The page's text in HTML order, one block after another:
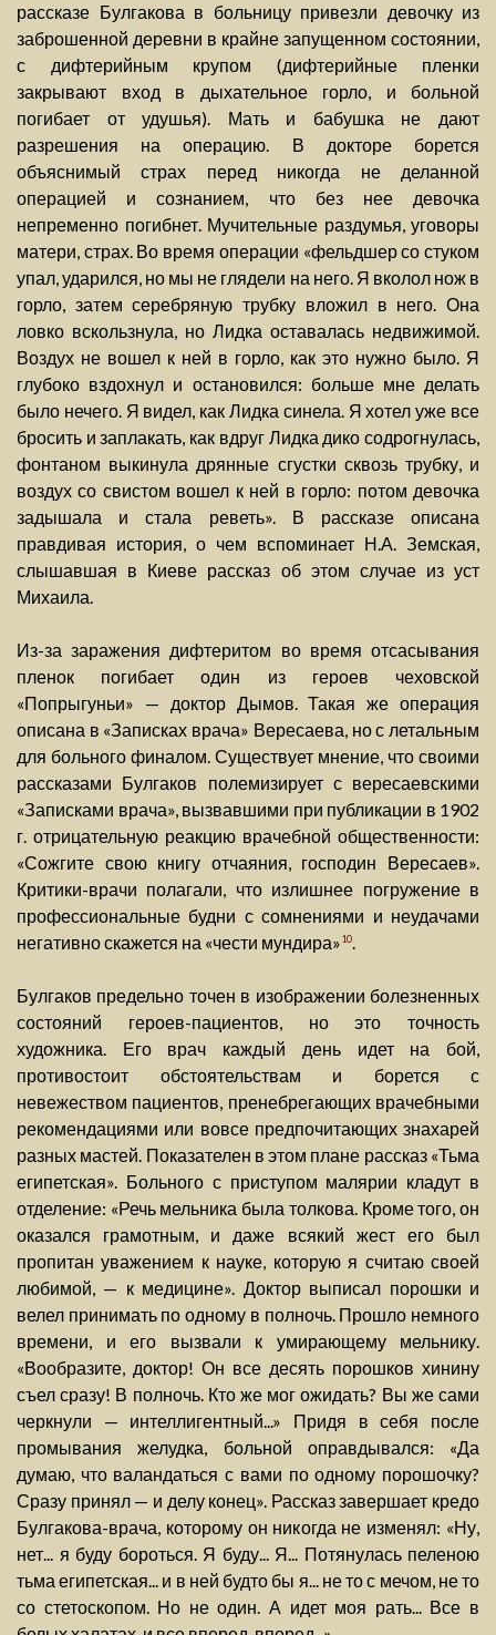
рассказе Булгакова в больницу привезли девочку из
заброшенной деревни в крайне запущенном состоянии,
с дифтерийным крупом (дифтерийные пленки
закрывают вход в дыхательное горло, и больной
погибает от удушья). Мать и бабушка не дают
разрешения на операцию. В докторе борется
объяснимый страх перед никогда не деланной
операцией и сознанием, что без нее девочка
непременно погибнет. Мучительные раздумья, уговоры
матери, страх. Во время операции «фельдшер со стуком
упал, ударился, но мы не глядели на него. Я вколол нож в
горло, затем серебряную трубку вложил в него. Она
ловко вскользнула, но Лидка оставалась недвижимой.
Воздух не вошел к ней в горло, как это нужно было. Я
глубоко вздохнул и остановился: больше мне делать
было нечего. Я видел, как Лидка синела. Я хотел уже все
бросить и заплакать, как вдруг Лидка дико содрогнулась,
фонтаном выкинула дрянные сгустки сквозь трубку, и
воздух со свистом вошел к ней в горло: потом девочка
задышала и стала реветь». В рассказе описана
правдивая история, о чем вспоминает Н.А. Земская,
слышавшая в Киеве рассказ об этом случае из уст
Михаила.
Из-за заражения дифтеритом во время отсасывания
пленок погибает один из героев чеховской
«Попрыгуньи» — доктор Дымов. Такая же операция
описана в «Записках врача» Вересаева, но с летальным
для больного финалом. Существует мнение, что своими
рассказами Булгаков полемизирует с вересаевскими
«Записками врача», вызвавшими при публикации в 1902
г. отрицательную реакцию врачебной общественности:
«Сожгите свою книгу отчаяния, господин Вересаев».
Критики-врачи полагали, что излишнее погружение в
профессиональные будни с сомнениями и неудачами
негативно скажется на «чести мундира»10.
Булгаков предельно точен в изображении болезненных
состояний героев-пациентов, но это точность
художника. Его врач каждый день идет на бой,
противостоит обстоятельствам и борется с
невежеством пациентов, пренебрегающих врачебными
рекомендациями или вовсе предпочитающих знахарей
разных мастей. Показателен в этом плане рассказ «Тьма
египетская». Больного с приступом малярии кладут в
отделение: «Речь мельника была толкова. Кроме того, он
оказался грамотным, и даже всякий жест его был
пропитан уважением к науке, которую я считаю своей
любимой, — к медицине». Доктор выписал порошки и
велел принимать по одному в полночь. Прошло немного
времени, и его вызвали к умирающему мельнику.
«Вообразите, доктор! Он все десять порошков хинину
съел сразу! В полночь. Кто же мог ожидать? Вы же сами
черкнули — интеллигентный...» Придя в себя после
промывания желудка, больной оправдывался: «Да
думаю, что валандаться с вами по одному порошочку?
Сразу принял — и делу конец». Рассказ завершает кредо
Булгакова-врача, которому он никогда не изменял: «Ну,
нет... я буду бороться. Я буду... Я... Потянулась пеленою
тьма египетская... и в ней будто бы я... не то с мечом, не то
со стетоскопом. Но не один. А идет моя рать... Все в